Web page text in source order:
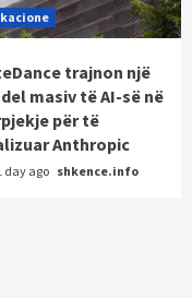
trajnon një
masiv të AI-së në
për të
Anthropic
day ago shkence.info